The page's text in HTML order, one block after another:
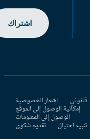
اشتراك
قانوني إشعار الخصوصية
إمكانية الوصول إلى الموقع
الوصول إلى المعلومات
تنبيه احتيال تقديم شكوى